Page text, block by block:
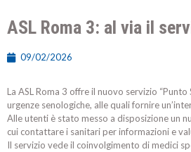
ASL Roma 3: al via il
09/02/2026
La ASL Roma 3 offre il nuovo servizio
urgenze senologiche, alle quali fornire
Alle utenti è stato messo a disposizione un
cui contattare i sanitari per informazioni e
Il servizio vede il coinvolgimento di medici